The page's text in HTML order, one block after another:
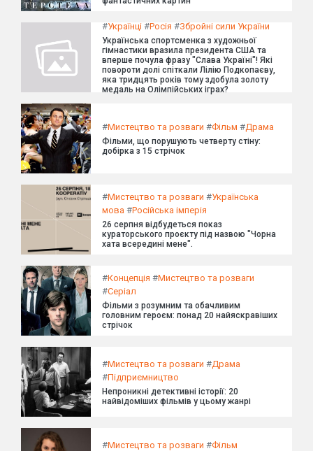
#Українці #Росія #Збройні сили України
Українська спортсменка з художньої
гімнастики вразила президента США та
вперше почула фразу "Слава Україні"! Які
повороти долі спіткали Лілію Подкопаєву,
яка тридцять років тому здобула золоту
медаль на Олімпійських іграх?
#Мистецтво та розваги #Фільм #Драма
Фільми, що порушують четверту стіну:
добірка з 15 стрічок
#Мистецтво та розваги #Українська
мова #Російська імперія
26 серпня відбудеться показ
кураторського проєкту під назвою "Чорна
хата всередині мене".
#Концепція #Мистецтво та розваги
#Серіал
Фільми з розумним та обачливим
головним героєм: понад 20 найяскравіших
стрічок
#Мистецтво та розваги #Драма
#Підприємництво
Непроникні детективні історії: 20
найвідоміших фільмів у цьому жанрі
#Мистецтво та розваги #Фільм